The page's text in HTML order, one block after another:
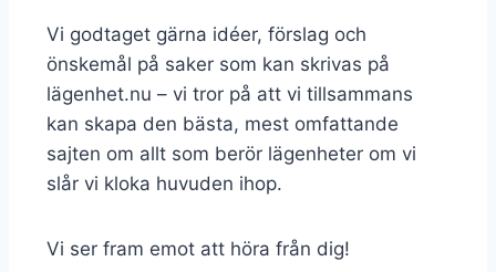
Vi godtaget gärna idéer, förslag och
önskemål på saker som kan skrivas på
lägenhet.nu – vi tror på att vi tillsammans
kan skapa den bästa, mest omfattande
sajten om allt som berör lägenheter om vi
slår vi kloka huvuden ihop.
Vi ser fram emot att höra från dig!